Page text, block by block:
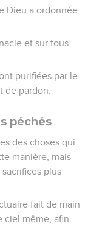
Dieu a ordonnée
et sur tous
purifiées par le
de pardon.
péchés
des choses qui
manière, mais
plus
fait de main
ciel même, afin